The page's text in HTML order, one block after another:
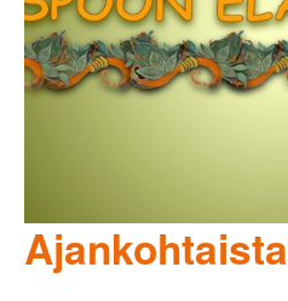
Ajankohtaista